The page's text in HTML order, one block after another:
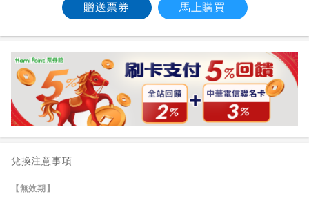
贈送票券 馬上購買
兌換注意事項
【無效期】